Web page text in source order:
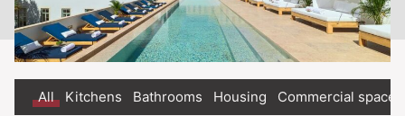
All Kitchens Bathrooms Housing Commercial spaces